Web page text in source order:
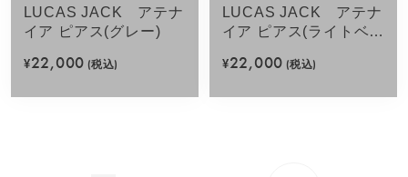
LUCAS JACK アテナ
イア ピアス(グレー)
¥22,000 (税込)
LUCAS JACK アテナ
イア ピアス(ライトベー
¥22,000 (税込)